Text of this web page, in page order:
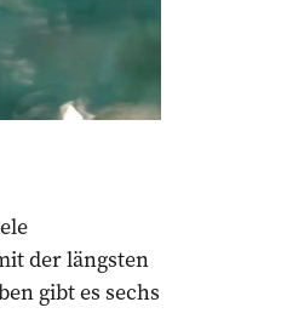
der längsten
gibt es sechs